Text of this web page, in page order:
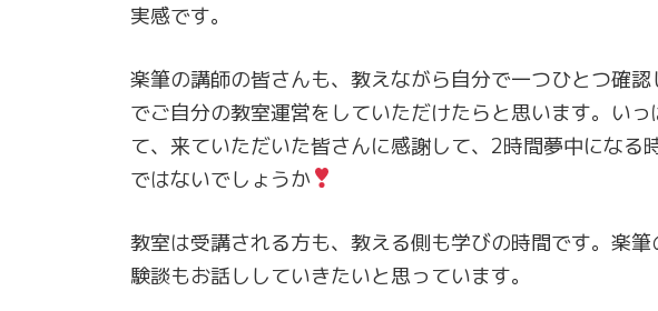
実感です。
楽筆の講師の皆さんも、教えながら自分で一つひとつ確
でご自分の教室運営をしていただけたらと思います。い
て、来ていただいた皆さんに感謝して、2時間夢中になる
ではないでしょうか
教室は受講される方も、教える側も学びの時間です。楽
験談もお話ししていきたいと思っています。